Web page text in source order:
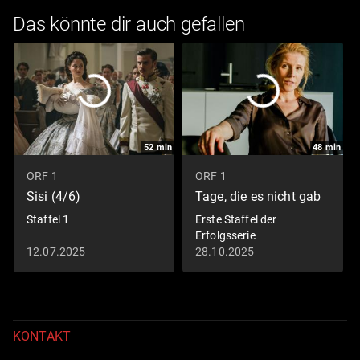
Das könnte dir auch gefallen
52 min
ORF 1
Sisi (4/6)
Staffel 1
12.07.2025
48min
ORF 1
Tage, die es nicht gab
Erste Staffel der
Erfolgsserie
28.10.2025
KONTAKT